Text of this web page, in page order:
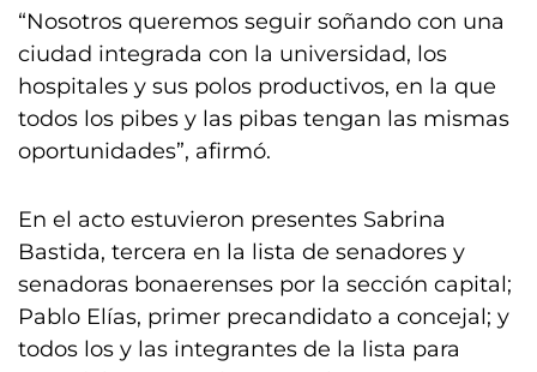
“Nosotros queremos seguir soñando con una
ciudad integrada con la universidad, los
hospitales y sus polos productivos, en la que
todos los pibes y las pibas tengan las mismas
oportunidades”, afirmó.
En el acto estuvieron presentes Sabrina
Bastida, tercera en la lista de senadores y
senadoras bonaerenses por la sección capital;
Pablo Elías, primer precandidato a concejal; y
todos los y las integrantes de la lista para